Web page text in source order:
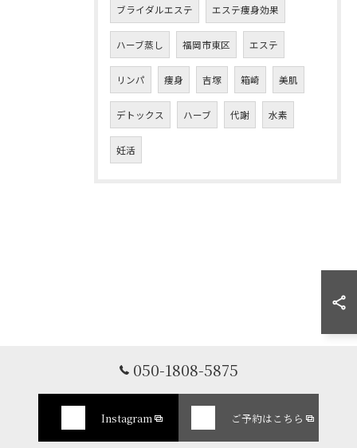
ブライダルエステ エステ痩身効果
ハーブ蒸し 福岡市東区 エステ
リンパ 痩身 吉塚 箱崎 美肌
デトックス ハーブ 代謝 水素
妊活
050-1808-5875
Instagram ご予約はこちら